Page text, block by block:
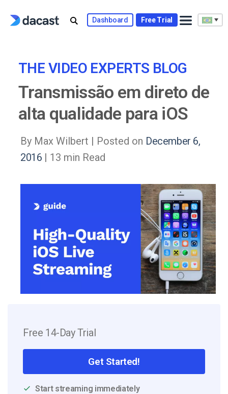
Dashboard Free Trial
THE VIDEO EXPERTS BLOG
Transmissão em direto de
alta qualidade para iOS
By Max Wilbert | Posted on December 6,
2016 | 13 min Read
Free 14-Day Trial
Get Started!
Start streaming immediately